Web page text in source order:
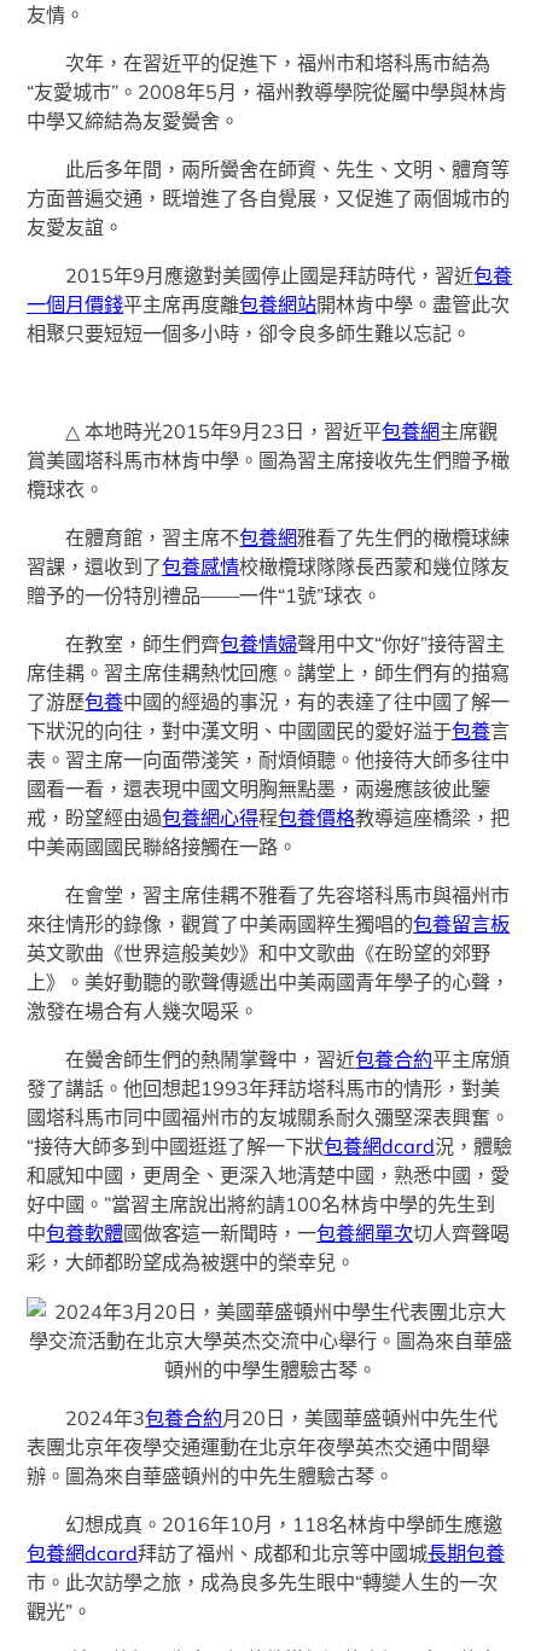
友情。
次年，在習近平的促進下，福州市和塔科馬市結為
“友愛城市”。2008年5月，福州教導學院從屬中學與林肯
中學又締結為友愛黌舍。
此后多年間，兩所黌舍在師資、先生、文明、體育等
方面普遍交通，既增進了各自覺展，又促進了兩個城市的
友愛友誼。
2015年9月應邀對美國停止國是拜訪時代，習近包養
一個月價錢平主席再度離包養網站開林肯中學。盡管此次
相聚只要短短一個多小時，卻令良多師生難以忘記。
△ 本地時光2015年9月23日，習近平包養網主席觀
賞美國塔科馬市林肯中學。圖為習主席接收先生們贈予橄
欖球衣。
在體育館，習主席不包養網雅看了先生們的橄欖球練
習課，還收到了包養感情校橄欖球隊隊長西蒙和幾位隊友
贈予的一份特別禮品——一件“1號”球衣。
在教室，師生們齊包養情婦聲用中文“你好”接待習主
席佳耦。習主席佳耦熱忱回應。講堂上，師生們有的描寫
了游歷包養中國的經過的事況，有的表達了往中國了解一
下狀況的向往，對中漢文明、中國國民的愛好溢于包養言
表。習主席一向面帶淺笑，耐煩傾聽。他接待大師多往中
國看一看，還表現中國文明胸無點墨，兩邊應該彼此鑒
戒，盼望經由過包養網心得程包養價格教導這座橋梁，把
中美兩國國民聯絡接觸在一路。
在會堂，習主席佳耦不雅看了先容塔科馬市與福州市
來往情形的錄像，觀賞了中美兩國粹生獨唱的包養留言板
英文歌曲《世界這般美妙》和中文歌曲《在盼望的郊野
上》。美好動聽的歌聲傳遞出中美兩國青年學子的心聲，
激發在場合有人幾次喝采。
在黌舍師生們的熱鬧掌聲中，習近包養合約平主席頒
發了講話。他回想起1993年拜訪塔科馬市的情形，對美
國塔科馬市同中國福州市的友城關系耐久彌堅深表興奮。
“接待大師多到中國逛逛了解一下狀包養網dcard況，體驗
和感知中國，更周全、更深入地清楚中國，熟悉中國，愛
好中國。”當習主席說出將約請100名林肯中學的先生到
中包養軟體國做客這一新聞時，一包養網單次切人齊聲喝
彩，大師都盼望成為被選中的榮幸兒。
2024年3包養合約月20日，美國華盛頓州中先生代
表團北京年夜學交通運動在北京年夜學英杰交通中間舉
辦。圖為來自華盛頓州的中先生體驗古琴。
幻想成真。2016年10月，118名林肯中學師生應邀
包養網dcard拜訪了福州、成都和北京等中國城長期包養
市。此次訪學之旅，成為良多先生眼中“轉變人生的一次
觀光”。